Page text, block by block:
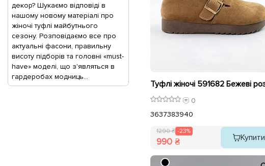
декор? Шукаємо відповіді в
нашому новому матеріалі про
жіночі туфлі майбутнього
сезону. Розповідаємо все про
актуальні фасони, правильну
висоту підборів та головні «must-
have» моделі, що з'являться в
гардеробах модниць...
0
3637383940
1290 ₴ -23%
990 ₴ Купити